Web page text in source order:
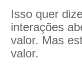
Isso quer
interações
valor. Mas
valor.